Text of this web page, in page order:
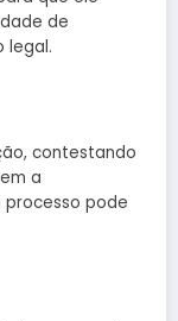
de
legal.
contestando
a
processo pode